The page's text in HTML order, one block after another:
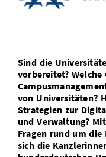
Vom Studium in
Bibliothek
SIC Merchandise
SIC Podcast
Termine, Vorträge
Alumni
Sind die
vorbereitet? Welche
von Universitäten?
Strategien zur
und Verwaltung?
Fragen rund um
sich die